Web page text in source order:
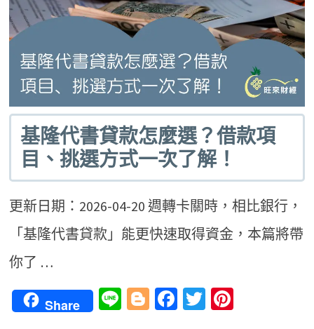
基隆代書貸款怎麼選？借款項
目、挑選方式一次了解！
更新日期：2026-04-20 週轉卡關時，相比銀行，
「基隆代書貸款」能更快速取得資金，本篇將帶
你了 …
Share LineBlogger
Facebook
Twitter